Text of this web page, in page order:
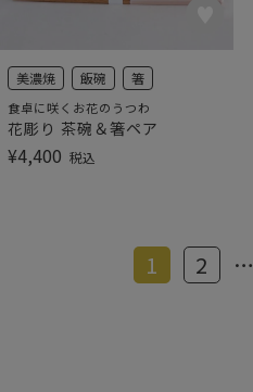
美濃焼 飯碗 箸
食卓に咲くお花のうつわ
花彫り 茶碗＆箸ペア
¥4,400 税込
1 2 …